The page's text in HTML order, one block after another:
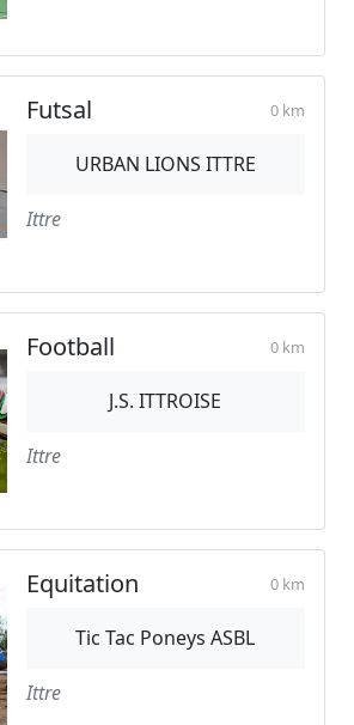
Futsal 0 km
URBAN LIONS ITTRE
Ittre
Football 0 km
J.S. ITTROISE
Ittre
Equitation 0 km
Tic Tac Poneys ASBL
Ittre